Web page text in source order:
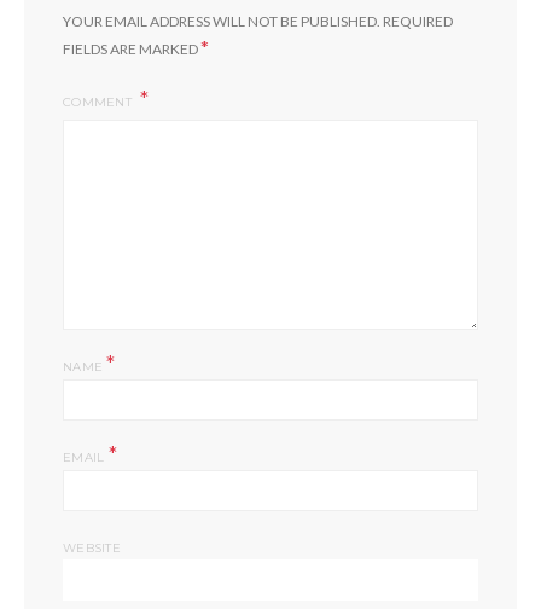
YOUR EMAIL ADDRESS WILL NOT BE PUBLISHED. REQUIRED
FIELDS ARE MARKED*
COMMENT
NAME*
EMAIL *
WEBSITE